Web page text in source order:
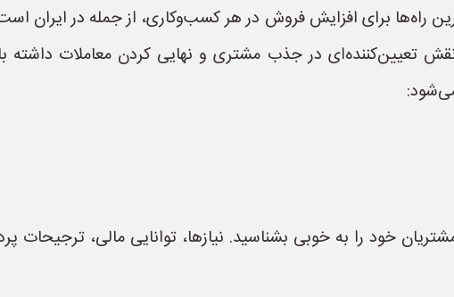
راه‌ها برای افزایش فروش در هر کسب‌وکاری، از جمله در ایران
تعیین‌کننده‌ای در جذب مشتری و نهایی کردن معاملات داشته
خود را به خوبی بشناسید. نیازها، توانایی مالی،